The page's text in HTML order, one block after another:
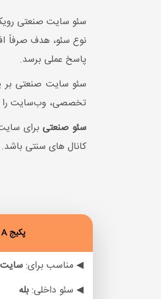
سئو سایت صنعتی
نوع سئو، هدف صرفاً
پاسخ عملی برسد.
سئو سایت صنعتی بر
تخصصی، وب‌سایت را
سئو صنعتی برای
کانال های سنتی باشد.
پکیج A
◀ مناسب برای:
◀ سئو داخلی:بله